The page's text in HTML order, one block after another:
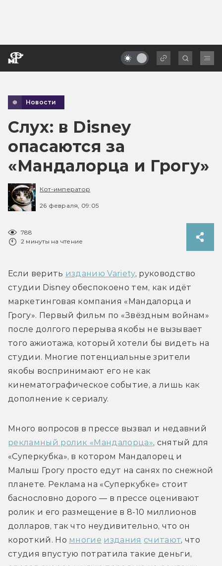
Новости
Слух: в Disney
опасаются за
«Мандалорца и Грогу»
Кот-император
26 февраля, 09:05
788
2 минуты на чтение
Если верить изданию Variety, руководство
студии Disney обеспокоено тем, как идёт
маркетинговая компания «Мандалорца и
Грогу». Первый фильм по «Звёздным войнам»
после долгого перерыва якобы не вызывает
того ажиотажа, который хотели бы видеть на
студии. Многие потенциальные зрители
якобы воспринимают его не как
кинематографическое событие, а лишь как
рекламный ролик «Мандалорца», снятый для
«Суперкубка», в котором Мандалорец и
Малыш Грогу просто едут на санях по снежной
планете. Реклама на «Суперкубке» стоит
баснословно дорого — в прессе оценивают
ролик и его размещение в 8-10 миллионов
долларов, так что неудивительно, что он
короткий. Но многие издания считают, что
студия впустую потратила такие деньги,